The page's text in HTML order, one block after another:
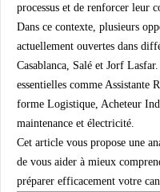
processus et de renforcer leur
Dans ce contexte, plusieurs
actuellement ouvertes dans
Casablanca, Salé et Jorf
essentielles comme Assistante
forme Logistique, Acheteur
maintenance et électricité.
Cet article vous propose une
de vous aider à mieux
préparer efficacement votre